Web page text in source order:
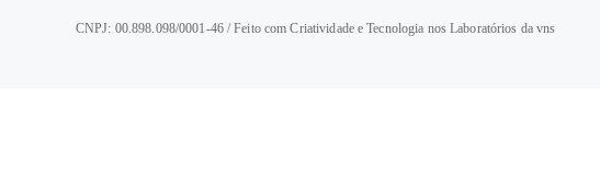
CNPJ: 00.898.098/0001-46 / Feito com Criatividade e Tecnologia nos Laboratórios da vns